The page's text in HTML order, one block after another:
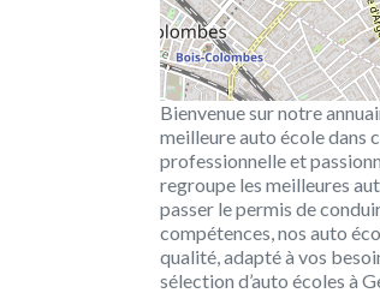
Bienvenue sur notre
meilleure auto école dans
professionnelle et
regroupe les meilleures
passer le permis de
compétences, nos auto
qualité, adapté à vos
sélection d’auto écoles à